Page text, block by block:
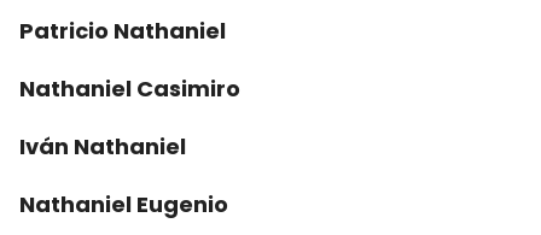
Patricio Nathaniel
Nathaniel Casimiro
Iván Nathaniel
Nathaniel Eugenio